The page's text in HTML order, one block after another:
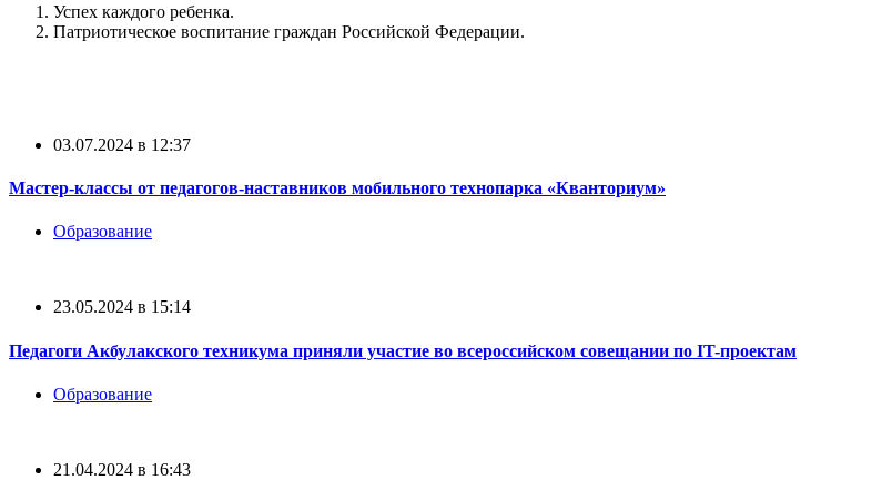
Успех каждого ребенка.
Патриотическое воспитание граждан Российской Федерации.
03.07.2024 в 12:37
Мастер-классы от педагогов-наставников мобильного технопарка «Кванториум»
Образование
23.05.2024 в 15:14
Педагоги Акбулакского техникума приняли участие во всероссийском совещании по IT-проектам
Образование
21.04.2024 в 16:43